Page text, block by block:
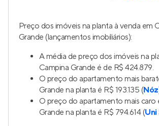
Preço dos imóveis na planta à venda em
Grande (lançamentos imobiliários):
A média de preço dos imóveis na
Campina Grande é de R$ 424.879.
O preço do apartamento mais
Grande na planta é R$ 193.135 (Nóz
O preço do apartamento mais caro
Grande na planta é R$ 794.614 (Uni